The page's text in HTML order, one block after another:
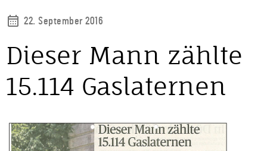
22. September 2016
Dieser Mann zählte
15.114 Gaslaternen